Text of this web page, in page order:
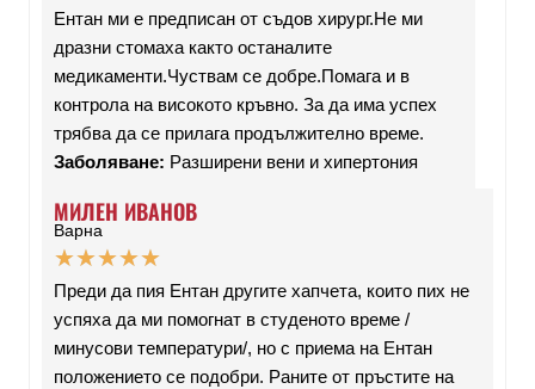
Ентан ми е предписан от съдов хирург.Не ми
дразни стомаха както останалите
медикаменти.Чуствам се добре.Помага и в
контрола на високото кръвно. За да има успех
трябва да се прилага продължително време.
Заболяване: Разширени вени и хипертония
МИЛЕН ИВАНОВ
Варна
★★★★★
Преди да пия Ентан другите хапчета, които пих не
успяха да ми помогнат в студеното време /
минусови температури/, но с приема на Ентан
положението се подобри. Раните от пръстите на